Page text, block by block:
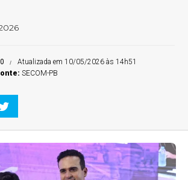
Atualizada em 10/05/2026 às 14h51
SECOM-PB